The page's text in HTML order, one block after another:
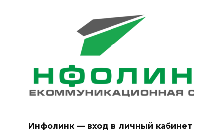
Инфолинк — вход в личный кабинет